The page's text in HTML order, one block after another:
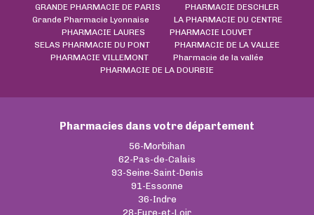
GRANDE PHARMACIE DE PARIS
PHARMACIE DESCHLER
Grande Pharmacie Lyonnaise
LA PHARMACIE DU CENTRE
PHARMACIE LAURES
PHARMACIE LOUVET
SELAS PHARMACIE DU PONT
PHARMACIE DE LA VALLEE
PHARMACIE VILLEMONT
Pharmacie de la vallée
PHARMACIE DE LA DOURBIE
Pharmacies dans votre département
56-Morbihan
62-Pas-de-Calais
93-Seine-Saint-Denis
91-Essonne
36-Indre
28-Eure-et-Loir